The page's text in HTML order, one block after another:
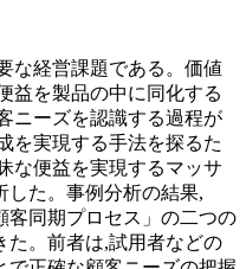
な経営課題である。価値
益を製品の中に同化する
ニーズを認識する過程が
を実現する手法を探るた
な便益を実現するマッサ
した。事例分析の結果,
客同期プロセス」の二つの
た。前者は,試用者などの